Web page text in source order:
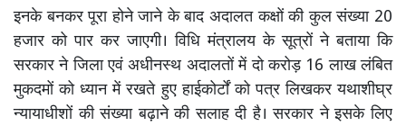
इनके बनकर पूरा होने जाने के बाद अदालत कक्षों की कुल संख्या 20
हजार को पार कर जाएगी। विधि मंत्रालय के सूत्रों ने बताया कि
सरकार ने जिला एवं अधीनस्थ अदालतों में दो करोड़ 16 लाख लंबित
मुकदमों को ध्यान में रखते हुए हाईकोर्टों को पत्र लिखकर यथाशीघ्र
न्यायाधीशों की संख्या बढ़ाने की सलाह दी है। सरकार ने इसके लिए